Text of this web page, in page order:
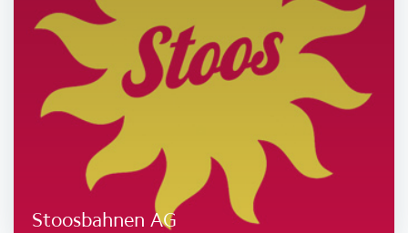
Stoosbahnen AG